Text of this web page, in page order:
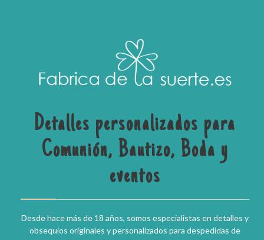
Detalles personalizados para
Comunión, Bautizo, Boda y
eventos
Desde hace más de 18 años, somos especialistas en detalles y
obsequios originales y personalizados para despedidas de